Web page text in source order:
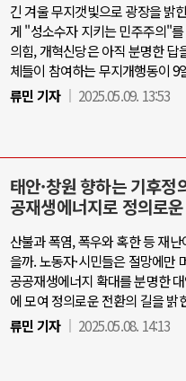
긴 겨울 무지갯빛으로 광장을 밝
게 "성소수자 지키는 민주주의"
의힘, 개혁신당은 아직 분명한
체들이 참여하는 무지개행동이 9
류민 기자
2025.05.09. 13:53
태안·창원 향하는 기후
공재생에너지로 정의로
산불과 폭염, 폭우와 혹한 등 재
을까. 노동자·시민들은 절망에만
공공재생에너지 확대를 분명한
에 모여 정의로운 전환의 길을 밝
류민 기자
2025.05.08. 14:13